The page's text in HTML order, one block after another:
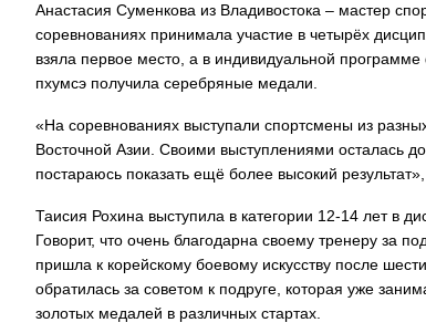
Анастасия Суменкова из Владивостока – мастер
соревнованиях принимала участие в четырёх
взяла первое место, а в индивидуальной
пхумсэ получила серебряные медали.
«На соревнованиях выступали спортсмены из
Восточной Азии. Своими выступлениями осталась
постараюсь показать ещё более высокий
Таисия Рохина выступила в категории 12-14 лет в
Говорит, что очень благодарна своему тренеру за
пришла к корейскому боевому искусству после
обратилась за советом к подруге, которая уже
золотых медалей в различных стартах.